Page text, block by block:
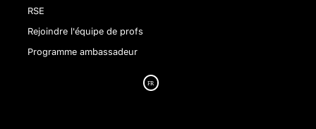
RSE
Rejoindre l'équipe de profs
Programme ambassadeur